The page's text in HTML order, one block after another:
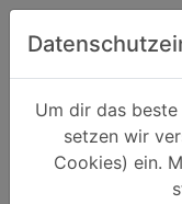
Um dir das
setzen wir
Cookies) ein.
Anbieter